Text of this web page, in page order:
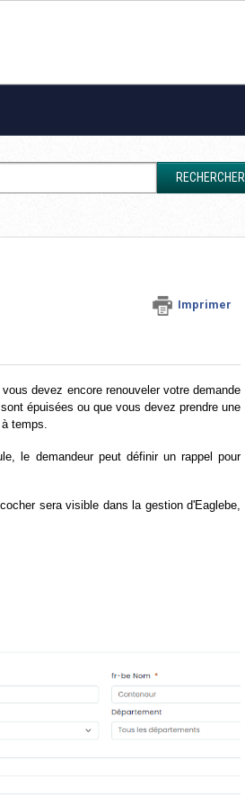
RECHERCHER
Imprimer
devez encore renouveler votre demande
épuisées ou que vous devez prendre une
à temps.
le demandeur peut définir un rappel pour
sera visible dans la gestion d'Eaglebe,